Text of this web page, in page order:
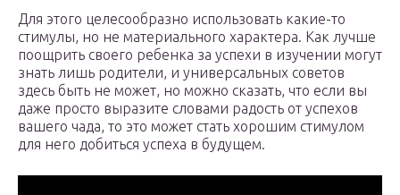
Для этого целесообразно использовать какие-то
стимулы, но не материального характера. Как лучше
поощрить своего ребенка за успехи в изучении могут
знать лишь родители, и универсальных советов
здесь быть не может, но можно сказать, что если вы
даже просто выразите словами радость от успехов
вашего чада, то это может стать хорошим стимулом
для него добиться успеха в будущем.